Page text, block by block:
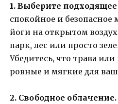
1. Выберите
спокойное и безопасное
йоги на открытом
парк, лес или просто
Убедитесь, что трава
ровные и мягкие для
2. Свободное облачение.